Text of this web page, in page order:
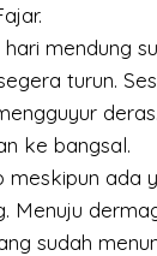
mendung
turun.
ke bangsal.
meskipun ada
Menuju
sudah